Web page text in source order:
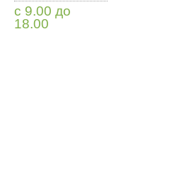
с 9.00 до
18.00